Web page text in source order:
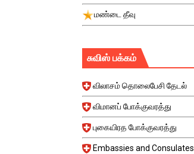
மண்டை தீவு
சுவிஸ் பக்கம்
விலாசம் தொலைபேசி தேடல்
விமானப் போக்குவரத்து
புகையிரத போக்குவரத்து
Embassies and Consulates